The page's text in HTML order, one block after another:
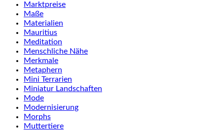
Marktpreise
Maße
Materialien
Mauritius
Meditation
Menschliche Nähe
Merkmale
Metaphern
Mini Terrarien
Miniatur Landschaften
Mode
Modernisierung
Morphs
Muttertiere